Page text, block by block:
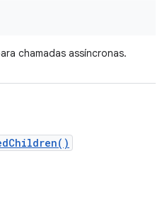
chamadas assíncronas.